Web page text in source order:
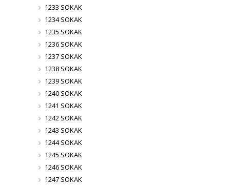
1233 SOKAK
1234 SOKAK
1235 SOKAK
1236 SOKAK
1237 SOKAK
1238 SOKAK
1239 SOKAK
1240 SOKAK
1241 SOKAK
1242 SOKAK
1243 SOKAK
1244 SOKAK
1245 SOKAK
1246 SOKAK
1247 SOKAK